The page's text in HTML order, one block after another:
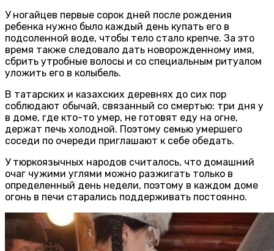
У ногайцев первые сорок дней после рождения
ребенка нужно было каждый день купать его в
подсоленной воде, чтобы тело стало крепче. За это
время также следовало дать новорожденному имя,
сбрить утробные волосы и со специальным ритуалом
уложить его в колыбель.
В татарских и казахских деревнях до сих пор
соблюдают обычай, связанный со смертью: три дня у
в доме, где кто-то умер, не готовят еду на огне,
держат печь холодной. Поэтому семью умершего
соседи по очереди приглашают к себе обедать.
У тюркоязычных народов считалось, что домашний
очаг чужими углями можно разжигать только в
определенный день недели, поэтому в каждом доме
огонь в печи старались поддерживать постоянно.